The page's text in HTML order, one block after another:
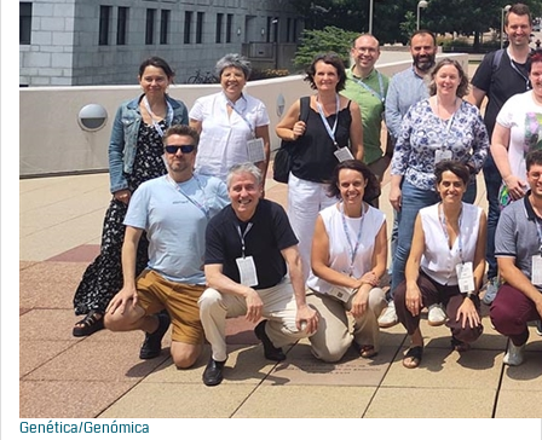
Genética/Genómica